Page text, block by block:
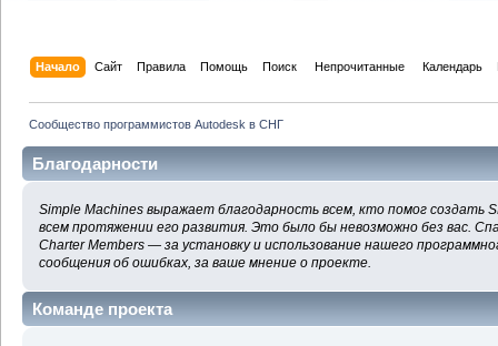
Начало Сайт Правила Помощь Поиск Непрочитанные Календарь
Сообщество программистов Autodesk в СНГ
Благодарности
Simple Machines выражает благодарность всем, кто помог создать
всем протяжении его развития. Это было бы невозможно без вас.
Charter Members — за установку и использование нашего
сообщения об ошибках, за ваше мнение о проекте.
Команде проекта